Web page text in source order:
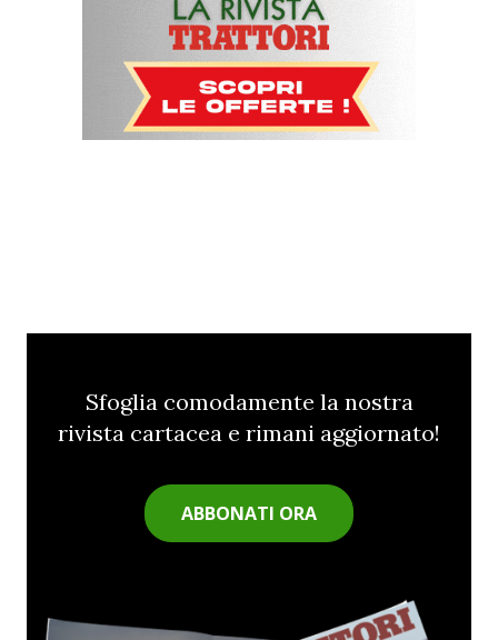
Sfoglia comodamente la nostra
rivista cartacea e rimani aggiornato!
ABBONATI ORA